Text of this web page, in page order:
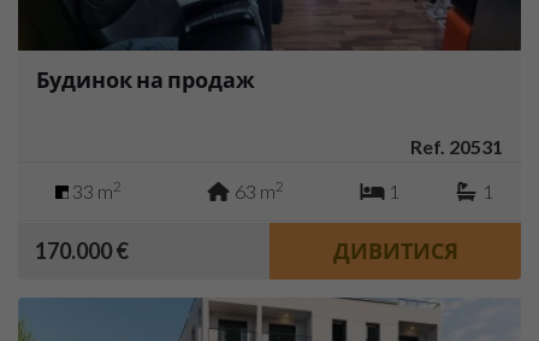
Будинок на продаж
Ref. 20531
33 m2 63 m2 1 1
170.000 € ДИВИТИСЯ